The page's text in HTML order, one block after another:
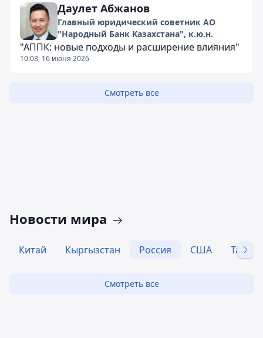
Даулет Абжанов
Главный юридический советник АО
"Народный Банк Казахстана", к.ю.н.
"АППК: новые подходы и расширение влияния"
10:03, 16 июня 2026
Смотреть все
Новости мира
Китай Кыргызстан Россия США
Смотреть все